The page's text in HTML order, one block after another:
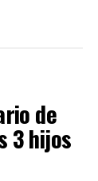
de
3 hijos